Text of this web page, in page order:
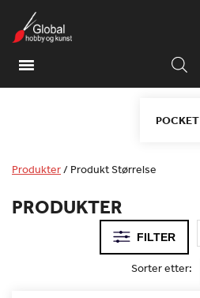
POCKET
Produkter/ Produkt Størrelse
PRODUKTER
FILTER
Sorter etter: